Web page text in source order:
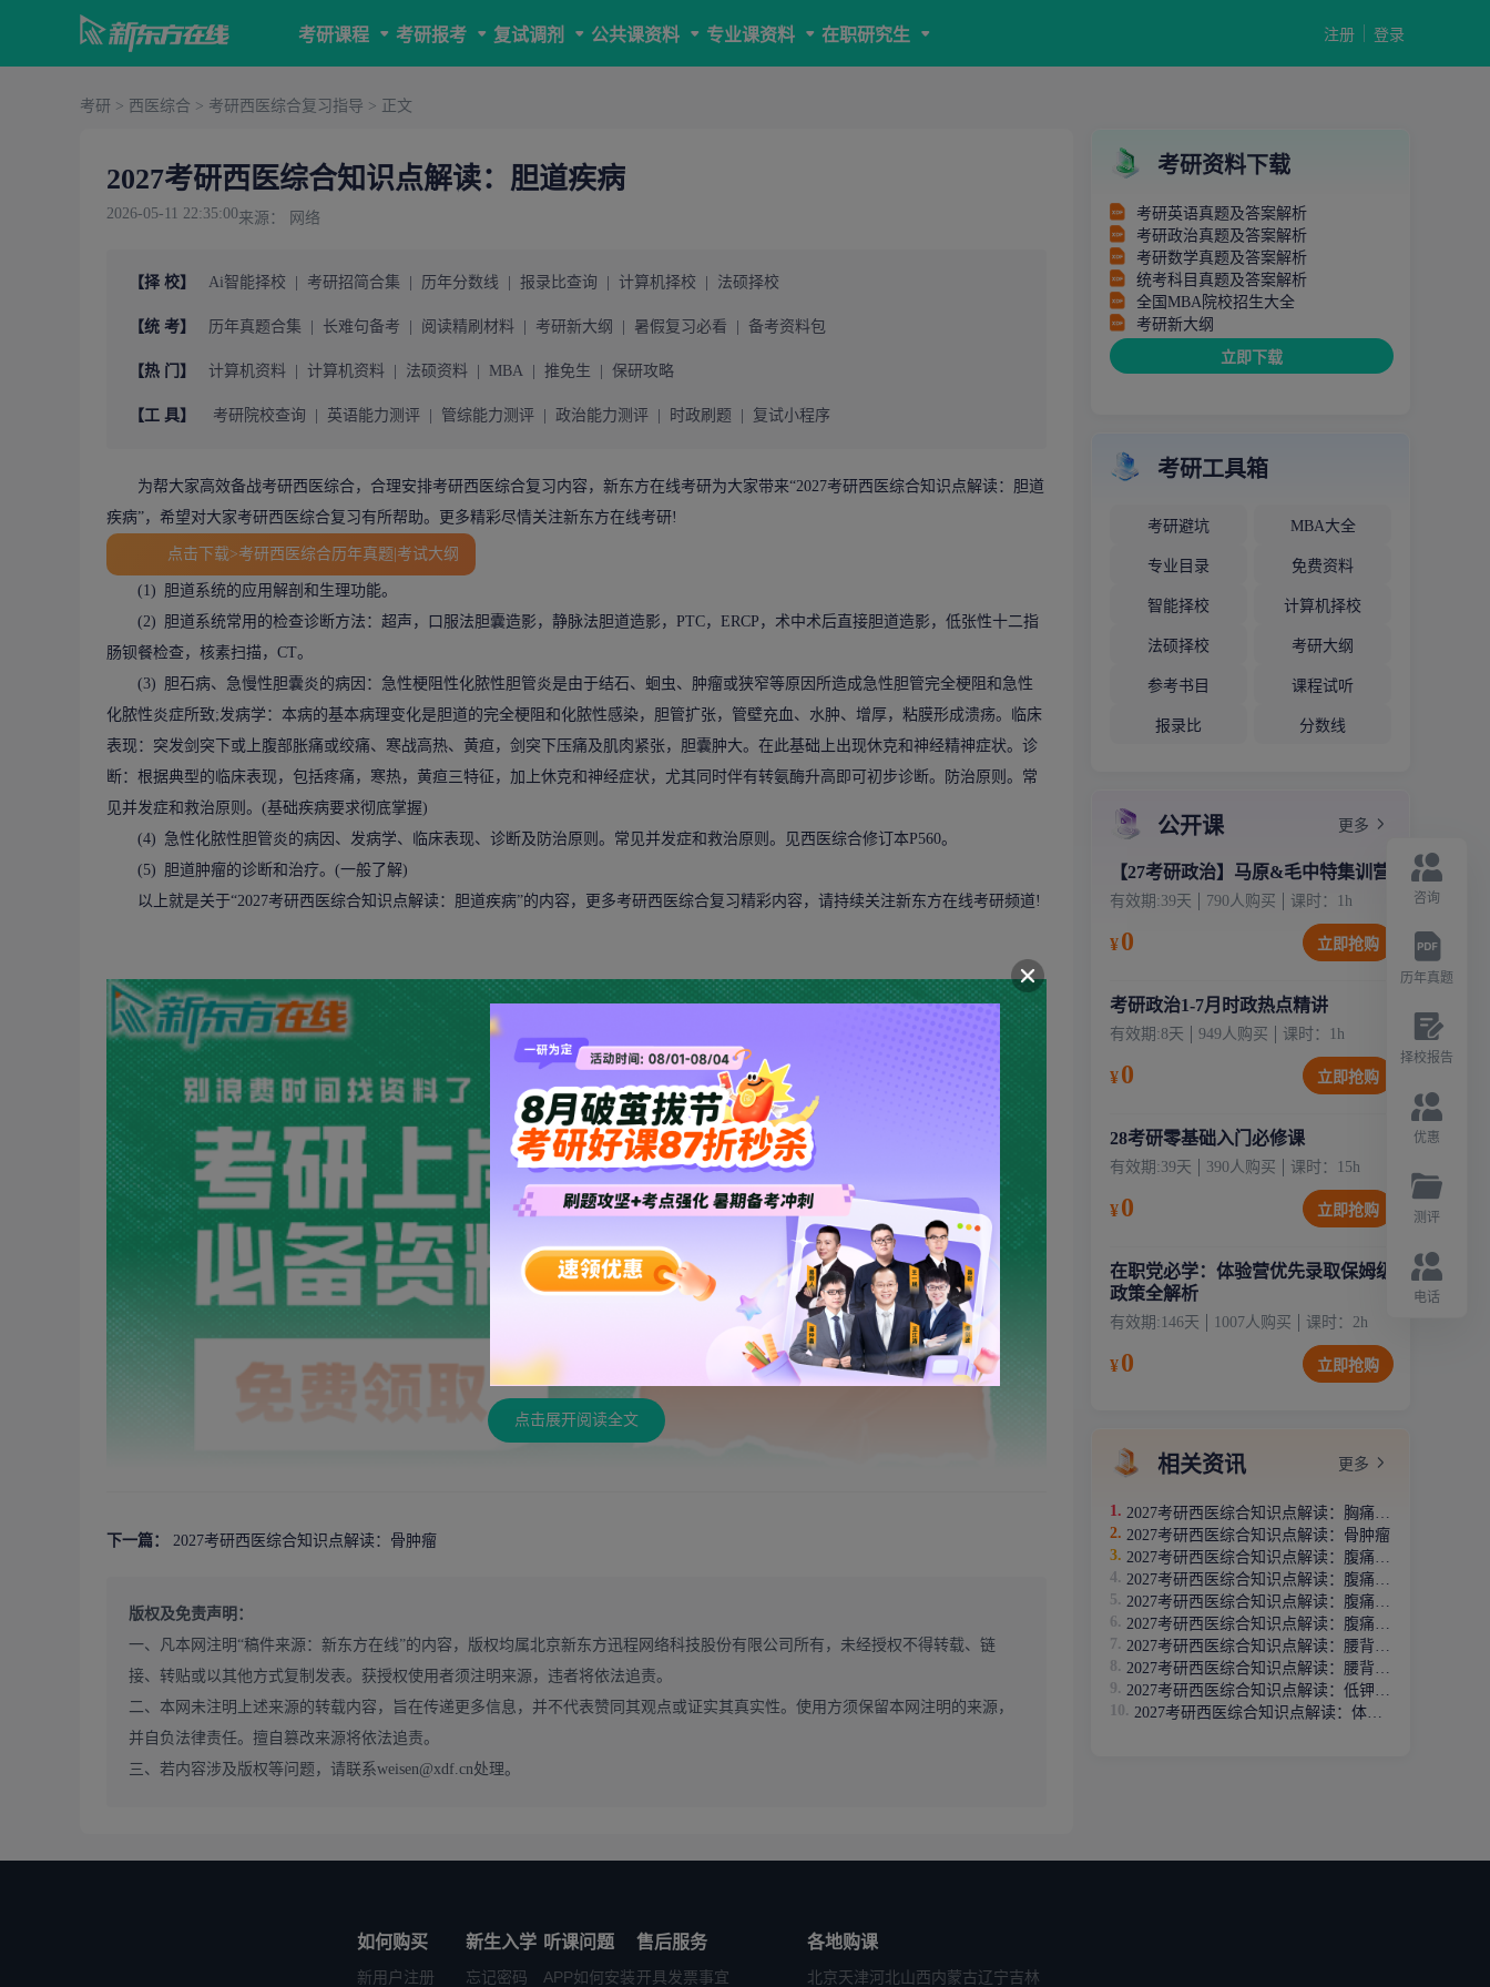
考研课程 考研报考 复试调剂 公共课资料 专业课资料 在职研究生 注册 登录
考研 > 西医综合 > 考研西医综合复习指导 > 正文
2027考研西医综合知识点解读：胆道疾病
2026-05-11 22:35:00来源： 网络
【择 校】 Ai智能择校 考研招简合集 历年分数线 报录比查询 计算机择校 法硕择校
【统 考】 历年真题合集 长难句备考 阅读精刷材料 考研新大纲 暑假复习必看 备考资料包
【热 门】 计算机资料 计算机资料 法硕资料 MBA 推免生 保研攻略
【工 具】 考研院校查询 英语能力测评 管综能力测评 政治能力测评 时政刷题 复试小程序
为帮大家高效备战考研西医综合，合理安排考研西医综合复习内容， 新东方在线考研为大家带来“2027考研西医综合知识点解读：胆道
疾病”，希望对大家考研西医综合复习有所帮助。更多精彩尽情关注新东方在线考研!
点击下载>考研西医综合历年真题|考试大纲
(1) 胆道系统的应用解剖和生理功能。
(2) 胆道系统常用的检查诊断方法：超声，口服法胆囊造影，静脉法胆道造影，PTC，ERCP，术中术后直接胆道造影，低张性十二指
肠钡餐检查，核素扫描，CT。
(3) 胆石病、急慢性胆囊炎的病因：急性梗阻性化脓性胆管炎是由于结石、蛔虫、肿瘤或狭窄等原因所造成急性胆管完全梗阻和急性
化脓性炎症所致;发病学：本病的基本病理变化是胆道的完全梗阻和化脓性感染，胆管扩张，管壁充血、水肿、增厚，粘膜形成溃疡。临床
表现：突发剑突下或上腹部胀痛或绞痛、寒战高热、黄疸，剑突下压痛及肌肉紧张，胆囊肿大。在此基础上出现休克和神经精神症状。诊
断：根据典型的临床表现，包括疼痛，寒热，黄疸三特征，加上休克和神经症状，尤其同时伴有转氨酶升高即可初步诊断。防治原则。常
见并发症和救治原则。(基础疾病要求彻底掌握)
(4) 急性化脓性胆管炎的病因、发病学、临床表现、诊断及防治原则。常见并发症和救治原则。见西医综合修订本P560。
(5) 胆道肿瘤的诊断和治疗。(一般了解)
以上就是关于“2027考研西医综合知识点解读：胆道疾病”的内容，更多考研西医综合复习精彩内容，请持续关注新东方在线考研频道!
【西医综合】
点击展开阅读全文
下一篇： 2027考研西医综合知识点解读：骨肿瘤
版权及免责声明：
一、凡本网注明“稿件来源：新东方在线”的内容，版权均属北京新东方迅程网络科技股份有限公司所有，未经授权不得转载、链
接、转贴或以其他方式复制发表。获授权使用者须注明来源，违者将依法追责。
二、本网未注明上述来源的转载内容，旨在传递更多信息，并不代表赞同其观点或证实其真实性。使用方须保留本网注明的来源，
并自负法律责任。擅自篡改来源将依法追责。
三、若内容涉及版权等问题，请联系weisen@xdf.cn处理。
考研资料下载
考研英语真题及答案解析
考研政治真题及答案解析
考研数学真题及答案解析
统考科目真题及答案解析
全国MBA院校招生大全
考研新大纲
立即下载
考研工具箱
考研避坑 MBA大全
专业目录 免费资料
智能择校 计算机择校
法硕择校 考研大纲
参考书目 课程试听
报录比 分数线
公开课 更多
【27考研政治】马原&毛中特集训营
有效期:39天 790人购买 课时： 1 h
¥0 立即抢购
考研政治1-7月时政热点精讲
有效期:8天 949人购买 课时： 1 h
¥0 立即抢购
28考研零基础入门必修课
有效期:39天 390人购买 课时： 15 h
¥0 立即抢购
在职党必学：体验营优先录取保姆级
政策全解析
有效期: 146天 1007人购买 课时： 2 h
¥0 立即抢购
相关资讯 更多
2027考研西医综合知识点解读：胸痛腹痛
2027考研西医综合知识点解读：骨肿瘤
2027考研西医综合知识点解读：腹痛的临床表现
2027考研西医综合知识点解读：腹痛的发生机制
2027考研西医综合知识点解读：腹痛的问诊要点
2027考研西医综合知识点解读：腹痛的伴随症状
2027考研西医综合知识点解读：腰背痛的临床表现
2027考研西医综合知识点解读：腰背痛病因病理及分类
2027考研西医综合知识点解读：低钾血症
2027考研西医综合知识点解读：体液失调
如何购买
新用户注册
新生入学
忘记密码
听课问题
APP如何安装
售后服务
开具发票事宜
各地购课
北京天津河北山西内蒙古辽宁吉林
咨询
历年真题
择校报告
优惠
测评
电话